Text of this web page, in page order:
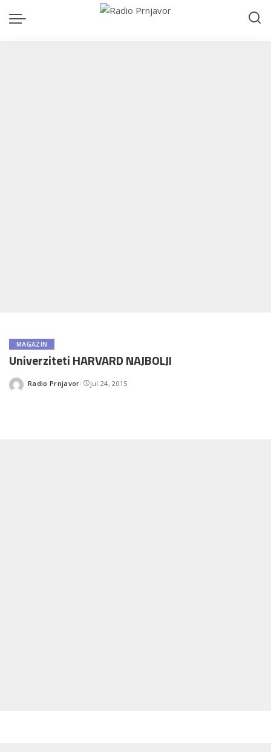
MAGAZIN
Univerziteti HARVARD NAJBOLJI
Posted
Radio Prnjavor jul 24, 2015